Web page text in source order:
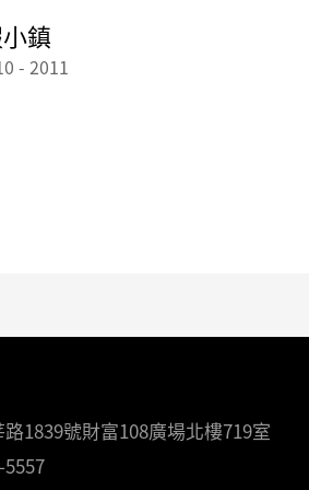
鎮
- 2011
1839號財富108廣場北樓719室